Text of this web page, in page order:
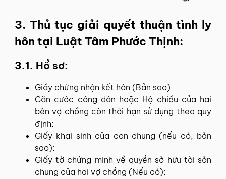
3. Thủ tục giải quyết thuận tình ly
hôn tại Luật Tâm Phước Thịnh:
3.1. Hồ sơ:
Giấy chứng nhận kết hôn (Bản sao)
Căn cước công dân hoặc Hộ chiếu của hai
bên vợ chồng còn thời hạn sử dụng theo quy
định;
Giấy khai sinh của con chung (nếu có, bản
sao);
Giấy tờ chứng minh về quyền sở hữu tài sản
chung của hai vợ chồng (Nếu có);